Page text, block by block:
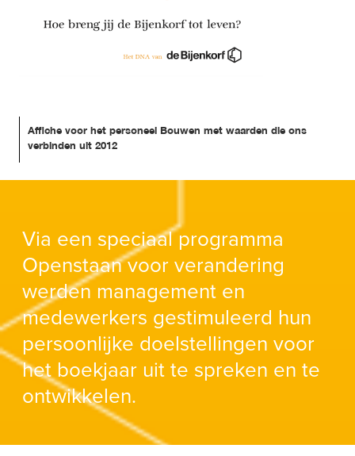
Affiche voor het personeel Bouwen met waarden die ons
verbinden uit 2012
Via een speciaal programma
Openstaan voor verandering
werden management en
medewerkers gestimuleerd hun
persoonlijke doelstellingen voor
het boekjaar uit te spreken en te
ontwikkelen.